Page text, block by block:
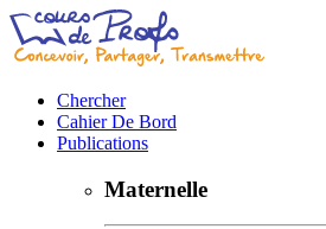
Chercher
Cahier De Bord
Publications
Maternelle